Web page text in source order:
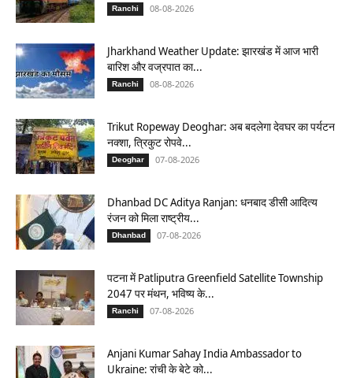
Ranchi 08-08-2026
Jharkhand Weather Update: झारखंड में आज भारी
बारिश और वज्रपात का...
Ranchi 08-08-2026
Trikut Ropeway Deoghar: अब बदलेगा देवघर का पर्यटन
नक्शा, त्रिकुट रोपवे...
Deoghar 07-08-2026
Dhanbad DC Aditya Ranjan: धनबाद डीसी आदित्य
रंजन को मिला राष्ट्रीय...
Dhanbad 07-08-2026
पटना में Patliputra Greenfield Satellite Township
2047 पर मंथन, भविष्य के...
Ranchi 07-08-2026
Anjani Kumar Sahay India Ambassador to
Ukraine: रांची के बेटे को...